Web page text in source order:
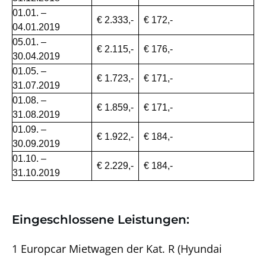
01.01. –
04.01.2019
€ 2.333,- € 172,-
05.01. –
30.04.2019
€ 2.115,- € 176,-
01.05. –
31.07.2019
€ 1.723,- € 171,-
01.08. –
31.08.2019
€ 1.859,- € 171,-
01.09. –
30.09.2019
€ 1.922,- € 184,-
01.10. –
31.10.2019
€ 2.229,- € 184,-
Eingeschlossene Leistungen:
1 Europcar Mietwagen der Kat. R (Hyundai